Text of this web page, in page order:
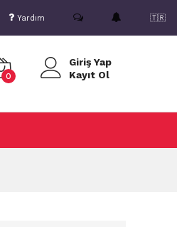
Yardım 🇹🇷
0
Giriş Yap
Kayıt Ol